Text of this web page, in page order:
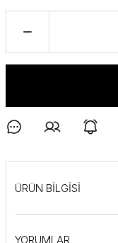
ÜRÜN BİLGİSİ
YORUMLAR